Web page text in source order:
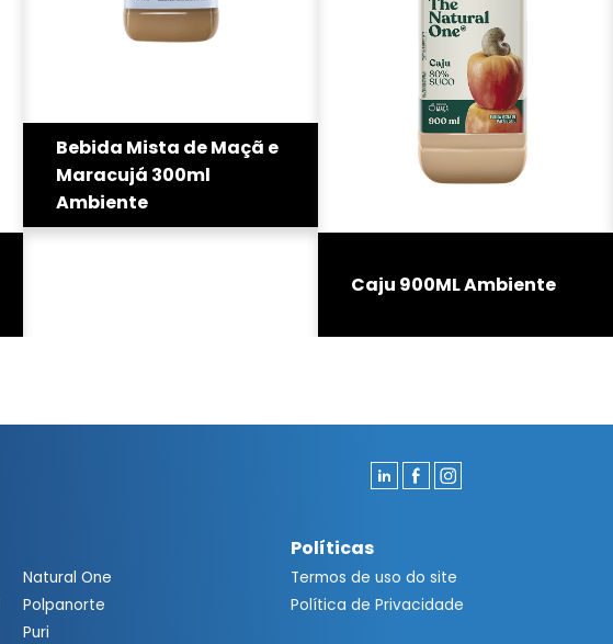
Bebida Mista de Maçã e
Maracujá 300ml
Ambiente
Caju 900ML Ambiente
Natural One
Polpanorte
Puri
Políticas
Termos de uso do site
Política de Privacidade